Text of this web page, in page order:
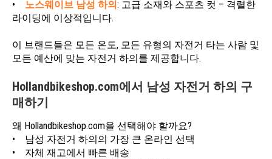
• 노스웨이브 남성 하의: 고급 소재와 스포츠 컷 – 격렬한
라이딩에 이상적입니다.
이 브랜드들은 모든 온도, 모든 유형의 자전거 타는 사람 및
모든 예산에 맞는 자전거 하의를 제공합니다.
Hollandbikeshop.com에서 남성 자전거 하의 구
매하기
왜 Hollandbikeshop.com을 선택해야 할까요?
• 남성 자전거 하의의 가장 큰 온라인 선택
• 자체 재고에서 빠른 배송